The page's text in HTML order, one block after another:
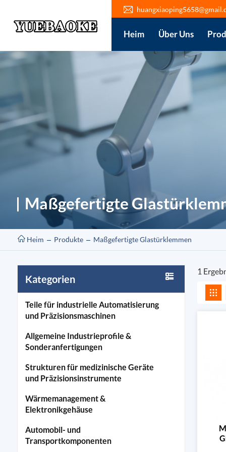
Heim Über Uns
Maßgefertigte
Heim Produkte Maßgefertigte Glastürklemmen
Kategorien
Teile für industrielle Automatisierung
und Präzisionsmaschinen
Allgemeine Industrieprofile &
Sonderanfertigungen
Strukturen für medizinische Geräte
und Präzisionsinstrumente
Wärmemanagement &
Elektronikgehäuse
Automobil- und
Transportkomponenten
1